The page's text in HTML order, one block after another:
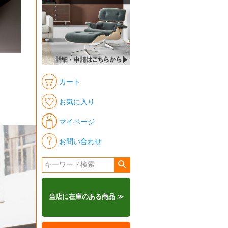
カート
お気に入り
マイページ
お問い合わせ
当店に在庫のある商品 ≫